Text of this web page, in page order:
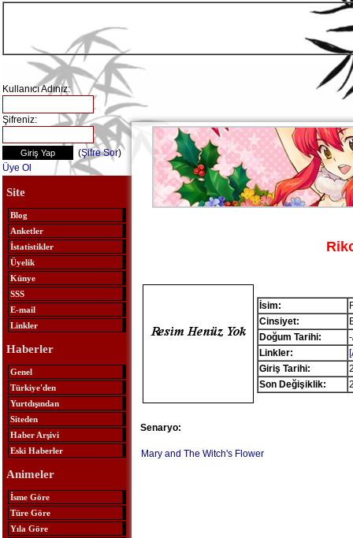
Kullanıcı Adınız:
Şifreniz:
(Şifre Sor)
Üye Ol
Site
Blog
Anketler
İstatistikler
Üyelik
Künye
SSS
E-mail
Linkler
Haberler
Genel
Türkiye'den
Yurtdışından
Siteden
Haber Arşivi
Eski Haberler
Animeler
İsme Göre
Türe Göre
Yıla Göre
İsim:
Cinsiyet:
Doğum Tarihi:
Linkler:
Giriş Tarihi:
Son Değişiklik:
Senaryo:
Mary and The Witch's Flower